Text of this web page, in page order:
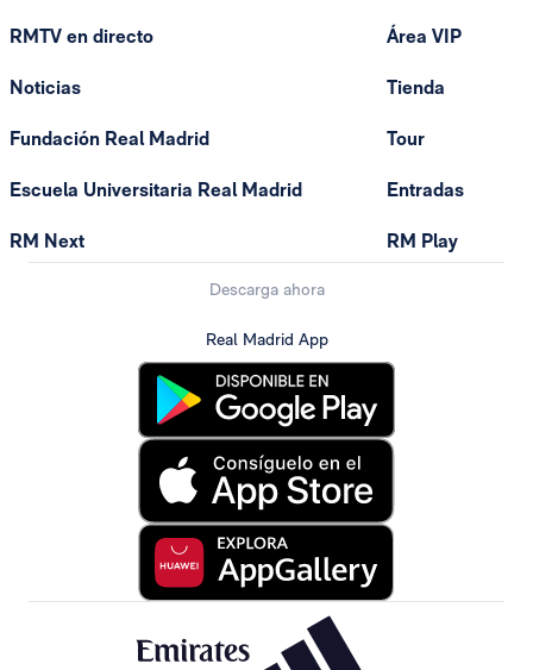
RMTV en directo
Noticias
Fundación Real Madrid
Escuela Universitaria Real Madrid
RM Next
Área VIP
Tienda
Tour
Entradas
RM Play
Descarga ahora
Real Madrid App